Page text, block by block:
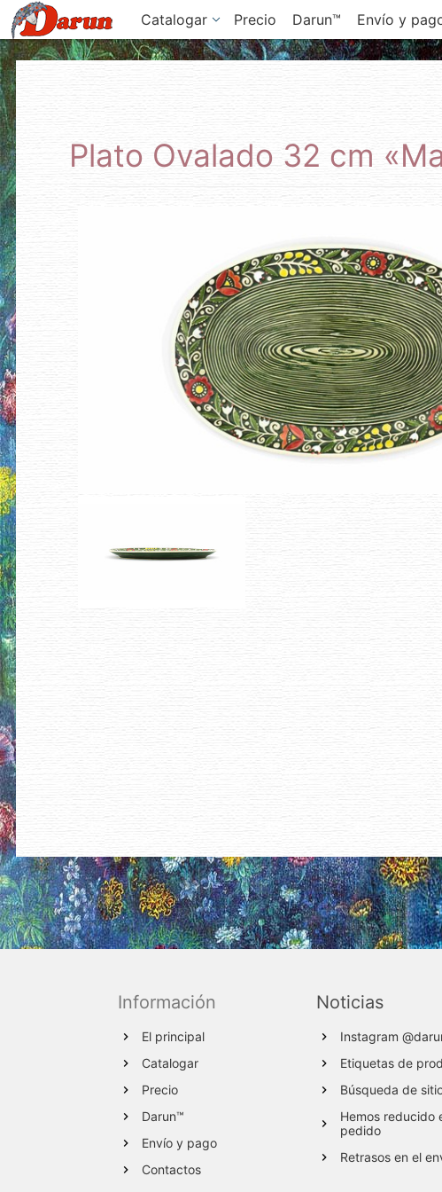
Catalogar Precio Darun™ Envío y
Plato Ovalado 32 cm
Información
El principal
Catalogar
Precio
Darun™
Envío y pago
Contactos
Noticias
Instagram
Etiquetas de
Búsqueda de
Hemos reducido
pedido
Retrasos en el